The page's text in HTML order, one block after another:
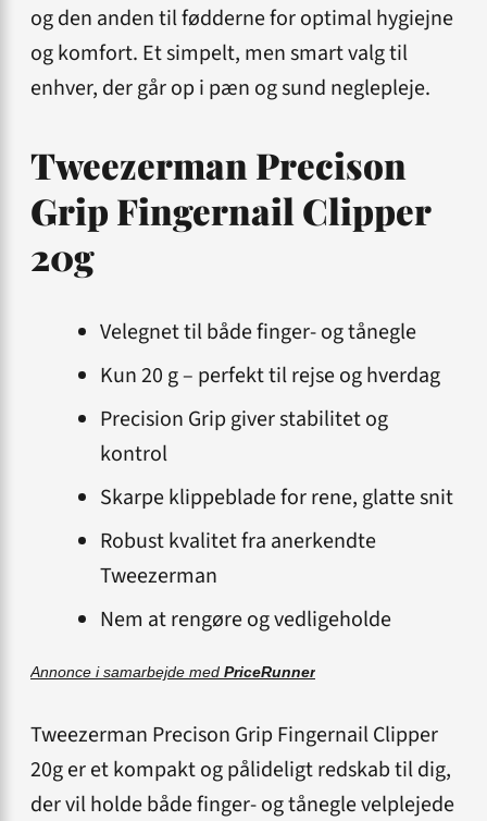
og den anden til fødderne for optimal hygiejne
og komfort. Et simpelt, men smart valg til
enhver, der går op i pæn og sund neglepleje.
Tweezerman Precison
Grip Fingernail Clipper
20g
Velegnet til både finger- og tånegle
Kun 20 g – perfekt til rejse og hverdag
Precision Grip giver stabilitet og
kontrol
Skarpe klippeblade for rene, glatte snit
Robust kvalitet fra anerkendte
Tweezerman
Nem at rengøre og vedligeholde
Annonce i samarbejde med PriceRunner
Tweezerman Precison Grip Fingernail Clipper
20g er et kompakt og pålideligt redskab til dig,
der vil holde både finger- og tånegle velplejede